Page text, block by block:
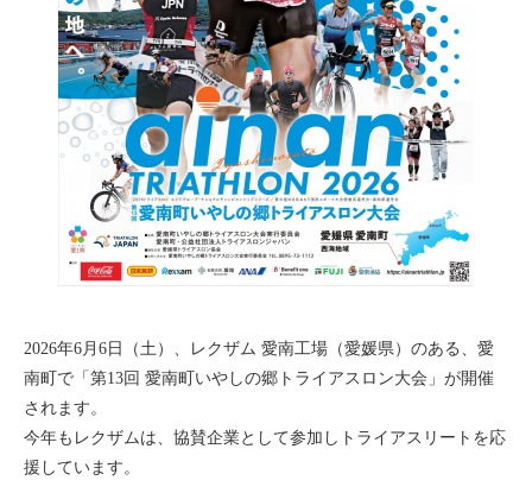
2026年6月6日（土）、レクザム 愛南工場（愛媛県）のある、愛
南町で「第13回 愛南町いやしの郷トライアスロン大会」が開催
されます。
今年もレクザムは、協賛企業として参加しトライアスリートを応
援しています。